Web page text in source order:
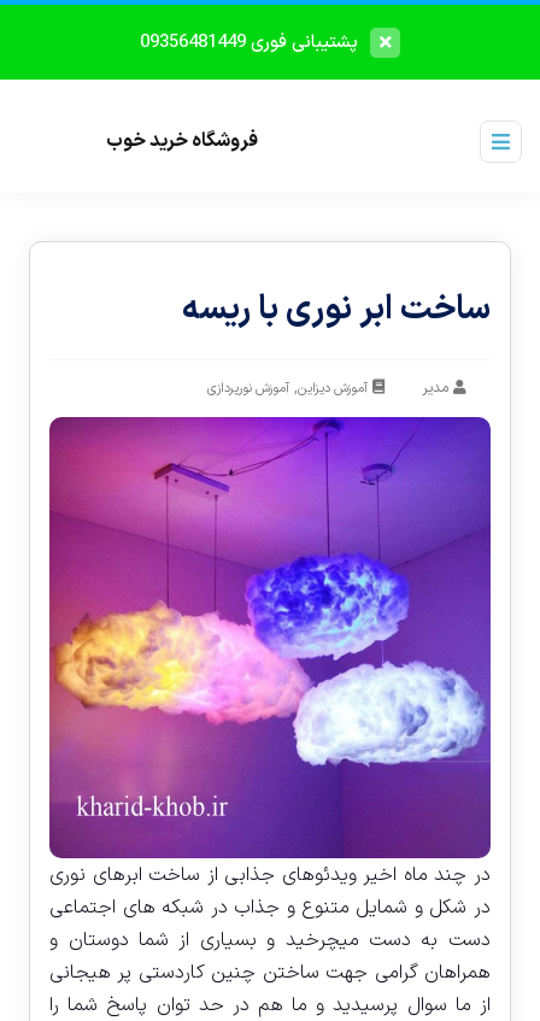
پشتیبانی فوری 09356481449
فروشگاه خرید خوب
ساخت ابر نوری با ریسه
مدیر آموزش دیزاین,آموزش نورپردازی
در چند ماه اخیر ویدئوهای جذابی از ساخت ابرهای نوری
در شکل و شمایل متنوع و جذاب در شبکه های اجتماعی
دست به دست میچرخید و بسیاری از شما دوستان و
همراهان گرامی جهت ساختن چنین کاردستی پر هیجانی
از ما سوال پرسیدید و ما هم در حد توان پاسخ شما را